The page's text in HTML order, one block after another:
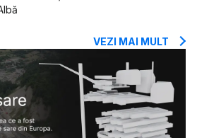
VEZI MAI MULT